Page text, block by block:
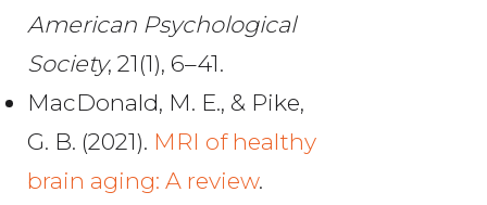
American Psychological
Society, 21(1), 6–41.
MacDonald, M. E., & Pike,
G. B. (2021). MRI of healthy
brain aging: A review.